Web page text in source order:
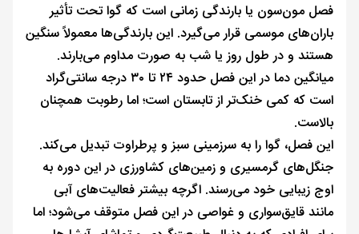
فصل مون‌سون یا بارندگی زمانی است که گوا تحت تأثیر
باران‌های موسمی قرار می‌گیرد. این بارندگی‌ها معمولاً سنگین
هستند و در طول روز یا شب به صورت مداوم می‌بارند.
میانگین دما در این فصل حدود ۲۴ تا ۳۰ درجه سانتی‌گراد
است که کمی خنک‌تر از تابستان است؛ اما رطوبت همچنان
بالاست.
این فصل، گوا را به سرزمینی سبز و پرطراوت تبدیل می‌کند.
جنگل‌های گرمسیری و زمین‌های کشاورزی در این دوره به
اوج زیبایی خود می‌رسند. اگرچه بیشتر فعالیت‌های آبی
مانند قایق‌سواری و غواصی در این فصل متوقف می‌شود؛ اما